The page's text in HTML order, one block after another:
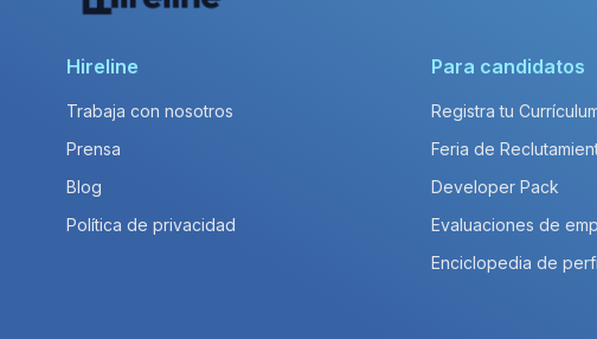
Hireline
Trabaja con nosotros
Prensa
Blog
Política de privacidad
Para candidatos
Registra tu
Feria de
Developer Pack
Evaluaciones de
Enciclopedia de